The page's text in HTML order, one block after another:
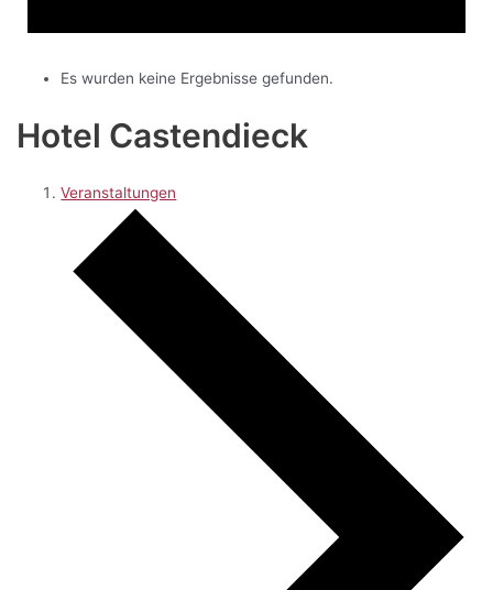
Es wurden keine Ergebnisse gefunden.
Hotel Castendieck
Veranstaltungen